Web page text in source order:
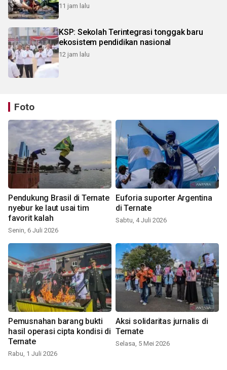
11 jam lalu
KSP: Sekolah Terintegrasi tonggak baru
ekosistem pendidikan nasional
12 jam lalu
Foto
Pendukung Brasil di Ternate
nyebur ke laut usai tim
favorit kalah
Senin, 6 Juli 2026
Euforia suporter Argentina
di Ternate
Sabtu, 4 Juli 2026
Pemusnahan barang bukti
hasil operasi cipta kondisi di
Ternate
Rabu, 1 Juli 2026
Aksi solidaritas jurnalis di
Ternate
Selasa, 5 Mei 2026